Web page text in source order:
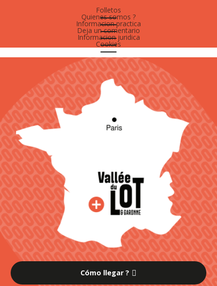
Folletos
Quienes somos ?
Informacion practica
Deja un comentario
Informacion juridica
Cookies
Cómo llegar ?